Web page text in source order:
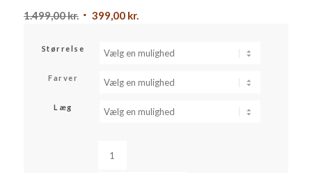
1.499,00kr. Den
pris
1.499,00 kr..
399,00 kr.
pris
399,00 kr..
Størrelse
Farver
Læg